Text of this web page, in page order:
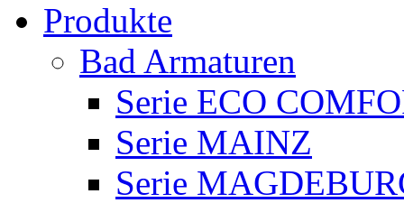
Produkte
Bad Armaturen
Serie ECO
Serie MAINZ
Serie